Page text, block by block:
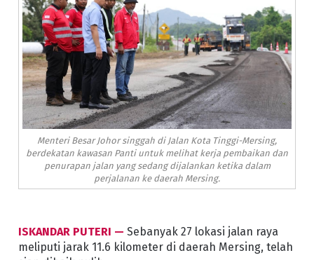
Menteri Besar Johor singgah di Jalan Kota Tinggi-Mersing,
berdekatan kawasan Panti untuk melihat kerja pembaikan dan
penurapan jalan yang sedang dijalankan ketika dalam
perjalanan ke daerah Mersing.
ISKANDAR PUTERI — Sebanyak 27 lokasi jalan raya
meliputi jarak 11.6 kilometer di daerah Mersing, telah